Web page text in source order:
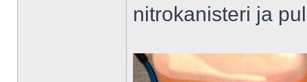
nitrokanisteri ja